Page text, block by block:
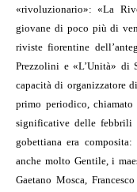
«rivoluzionario»: «La
giovane di poco più di
riviste fiorentine
Prezzolini e «L’Unità» di
capacità di organizzatore
primo periodico,
significative delle febbrili
gobettiana era
anche molto Gentile, i
Gaetano Mosca,